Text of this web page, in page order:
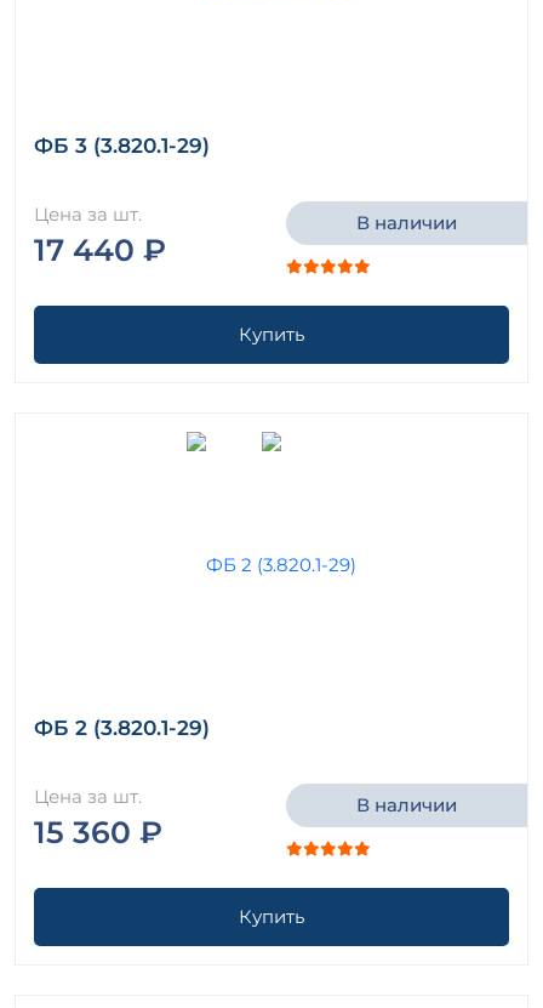
ФБ 3 (3.820.1-29)
Цена за шт.
17 440 ₽
В наличии
Купить
ФБ 2 (3.820.1-29)
Цена за шт.
15 360 ₽
В наличии
Купить